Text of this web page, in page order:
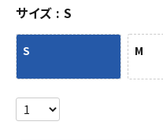
サイズ S
S M